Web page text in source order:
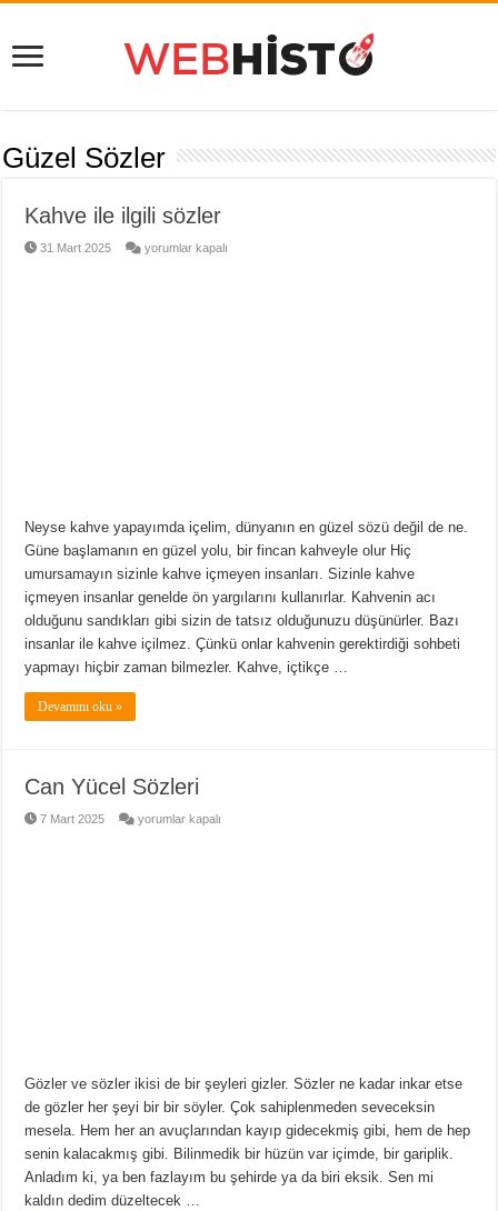
Güzel Sözler
Kahve ile ilgili sözler
31 Mart 2025
Kahve
yorumlar kapalı
Neyse kahve yapayımda içelim, dünyanın en güzel sözü değil de ne.
Güne başlamanın en güzel yolu, bir fincan kahveyle olur Hiç
umursamayın sizinle kahve içmeyen insanları. Sizinle kahve
içmeyen insanlar genelde ön yargılarını kullanırlar. Kahvenin acı
olduğunu sandıkları gibi sizin de tatsız olduğunuzu düşünürler. Bazı
insanlar ile kahve içilmez. Çünkü onlar kahvenin gerektirdiği sohbeti
yapmayı hiçbir zaman bilmezler. Kahve, içtikçe …
Devamını oku »
Can Yücel Sözleri
7 Mart 2025
Can
yorumlar kapalı
Gözler ve sözler ikisi de bir şeyleri gizler. Sözler ne kadar inkar etse
de gözler her şeyi bir bir söyler. Çok sahiplenmeden seveceksin
mesela. Hem her an avuçlarından kayıp gidecekmiş gibi, hem de hep
senin kalacakmış gibi. Bilinmedik bir hüzün var içimde, bir gariplik.
Anladım ki, ya ben fazlayım bu şehirde ya da biri eksik. Sen mi
kaldın dedim düzeltecek …